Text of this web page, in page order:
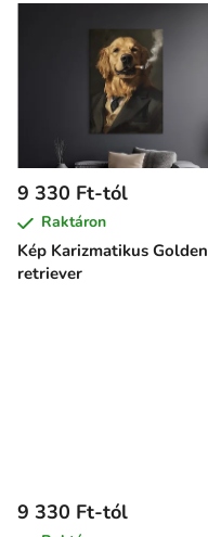
Kép Karizmatikus Golden
retriever
9 330 Ft-tól
Raktáron
9 330 Ft-tól